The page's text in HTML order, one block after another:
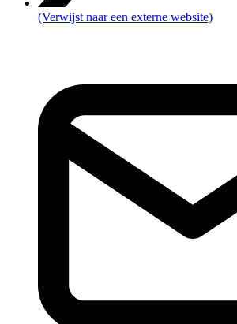
(Verwijst naar een externe website)